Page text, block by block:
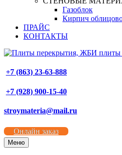
Газоблок
Кирпич
ПРАЙС
КОНТАКТЫ
+7 (863) 23-63-888
+7 (928) 900-15-40
stroymateria@mail.ru
Онлайн заказ
Меню